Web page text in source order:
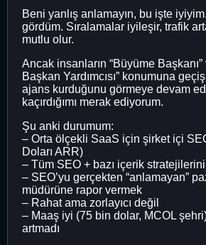
Beni yanlış anlamayın, bu işte
gördüm. Sıralamalar iyileşir, trafik
mutlu olur.
Ancak insanların “Büyüme
Başkan Yardımcısı” konumuna geçiş
ajans kurduğunu görmeye devam
kaçırdığımı merak ediyorum.
Şu anki durumum:
– Orta ölçekli SaaS için şirket içi
Doları ARR)
– Tüm SEO + bazı içerik
– SEO’yu gerçekten “anlamayan”
müdürüne rapor vermek
– Rahat ama zorlayıcı değil
– Maaş iyi (75 bin dolar, MCOL
artmadı